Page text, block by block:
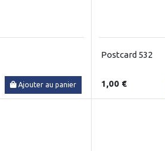
Ajouter au panier
Postcard 532
1,00 €